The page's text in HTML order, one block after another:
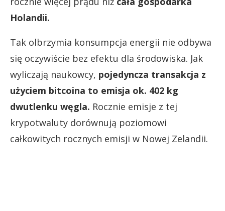
Holandii.
Tak olbrzymia konsumpcja energii nie odbywa
się oczywiście bez efektu dla środowiska. Jak
wyliczają naukowcy, pojedyncza transakcja z
użyciem bitcoina to emisja ok. 402 kg
dwutlenku węgla. Rocznie emisje z tej
krypotwaluty dorównują poziomowi
całkowitych rocznych emisji w Nowej Zelandii.